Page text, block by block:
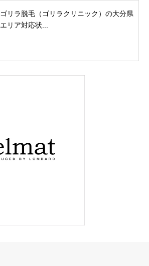
ゴリラ脱毛（ゴリラクリニック）の大分県
エリア対応状...